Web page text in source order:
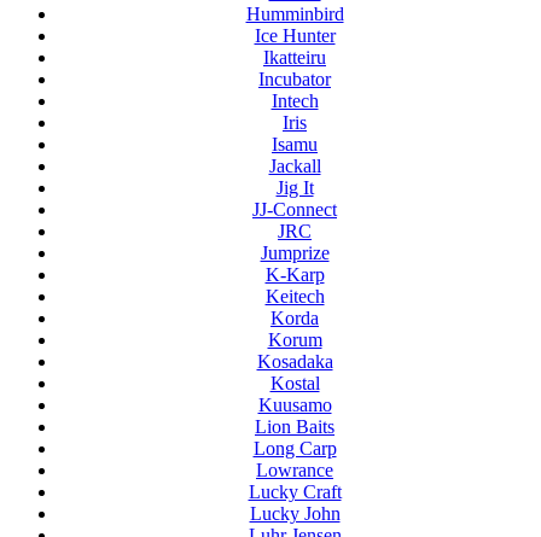
Humminbird
Ice Hunter
Ikatteiru
Incubator
Intech
Iris
Isamu
Jackall
Jig It
JJ-Connect
JRC
Jumprize
K-Karp
Keitech
Korda
Korum
Kosadaka
Kostal
Kuusamo
Lion Baits
Long Carp
Lowrance
Lucky Craft
Lucky John